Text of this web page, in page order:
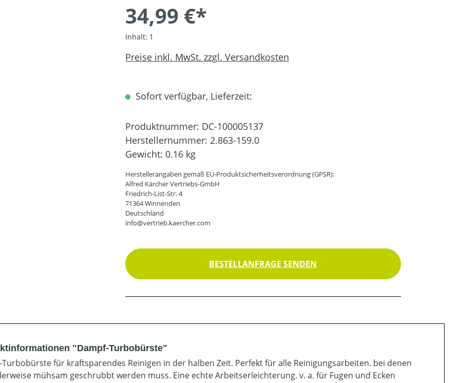
34,99 €*
Inhalt: 1
Preise inkl. MwSt. zzgl. Versandkosten
Sofort verfügbar, Lieferzeit:
Produktnummer: DC-100005137
Herstellernummer: 2.863-159.0
Gewicht: 0.16 kg
Herstellerangaben gemäß EU-Produktsicherheitsverordnung (GPSR):
Alfred Kärcher Vertriebs-GmbH
Friedrich-List-Str. 4
71364 Winnenden
Deutschland
info@vertrieb.kaercher.com
BESTELLANFRAGE SENDEN
"Dampf-Turbobürste"
für kraftsparendes Reinigen in der halben Zeit. Perfekt für alle Reinigungsarbeiten. bei denen
mühsam geschrubbt werden muss. Eine echte Arbeitserleichterung. v. a. für Fugen und Ecken